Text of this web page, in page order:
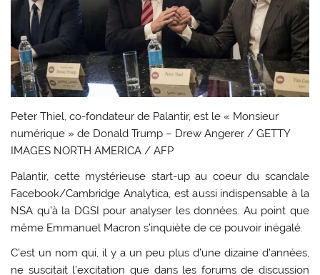
Peter Thiel, co-fondateur de Palantir, est le « Monsieur
numérique » de Donald Trump – Drew Angerer / GETTY
IMAGES NORTH AMERICA / AFP
Palantir, cette mystérieuse start-up au coeur du scandale
Facebook/Cambridge Analytica, est aussi indispensable à la
NSA qu’à la DGSI pour analyser les données. Au point que
même Emmanuel Macron s’inquiète de ce pouvoir inégalé.
C’est un nom qui, il y a un peu plus d’une dizaine d’années,
ne suscitait l’excitation que dans les forums de discussion